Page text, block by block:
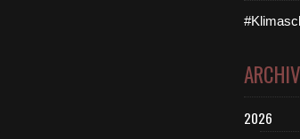
2026